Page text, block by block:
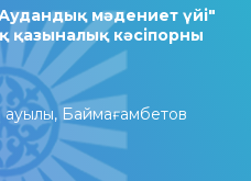
мәдениет үйі"
қазыналық кәсіпорны
Баймағамбетов